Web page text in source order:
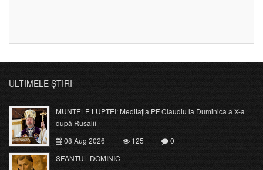
ULTIMELE ȘTIRI
MUNTELE LUPTEI: Meditația PF Claudiu la Duminica a X-a
după Rusalii
08 Aug 2026
125
0
SFÂNTUL DOMINIC